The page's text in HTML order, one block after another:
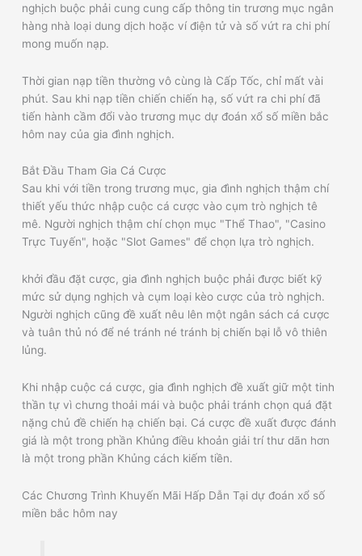
nghịch buộc phải cung cung cấp thông tin trương mục ngân
hàng nhà loại dung dịch hoặc ví điện tử và số vứt ra chi phí
mong muốn nạp.
Thời gian nạp tiền thường vô cùng là Cấp Tốc, chỉ mất vài
phút. Sau khi nạp tiền chiến chiến hạ, số vứt ra chi phí đã
tiến hành cầm đổi vào trương mục dự đoán xổ số miền bắc
hôm nay của gia đình nghịch.
Bắt Đầu Tham Gia Cá Cược
Sau khi với tiền trong trương mục, gia đình nghịch thậm chí
thiết yếu thức nhập cuộc cá cược vào cụm trò nghịch tê
mê. Người nghịch thậm chí chọn mục "Thể Thao", "Casino
Trực Tuyến", hoặc "Slot Games" để chọn lựa trò nghịch.
khởi đầu đặt cược, gia đình nghịch buộc phải được biết kỹ
mức sử dụng nghịch và cụm loại kèo cược của trò nghịch.
Người nghịch cũng đề xuất nêu lên một ngân sách cá cược
và tuân thủ nó để né tránh né tránh bị chiến bại lỗ vô thiên
lủng.
Khi nhập cuộc cá cược, gia đình nghịch đề xuất giữ một tinh
thần tự vì chưng thoải mái và buộc phải tránh chọn quá đặt
nặng chủ đề chiến hạ chiến bại. Cá cược đề xuất được đánh
giá là một trong phần Khủng điều khoản giải trí thư dãn hơn
là một trong phần Khủng cách kiếm tiền.
Các Chương Trình Khuyến Mãi Hấp Dẫn Tại dự đoán xổ số
miền bắc hôm nay